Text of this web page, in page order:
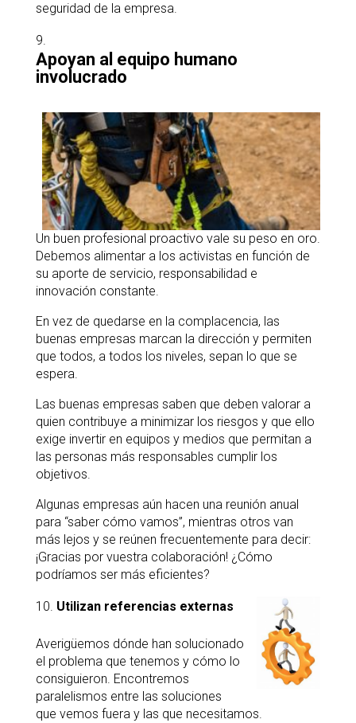
seguridad de la empresa.
Apoyan al equipo humano
involucrado
Un buen profesional proactivo vale su peso en oro.
Debemos alimentar a los activistas en función de
su aporte de servicio, responsabilidad e
innovación constante.
En vez de quedarse en la complacencia, las
buenas empresas marcan la dirección y permiten
que todos, a todos los niveles, sepan lo que se
espera.
Las buenas empresas saben que deben valorar a
quien contribuye a minimizar los riesgos y que ello
exige invertir en equipos y medios que permitan a
las personas más responsables cumplir los
objetivos.
Algunas empresas aún hacen una reunión anual
para “saber cómo vamos”, mientras otros van
más lejos y se reúnen frecuentemente para decir:
¡Gracias por vuestra colaboración! ¿Cómo
podríamos ser más eficientes?
Utilizan referencias externas
Averigüemos dónde han solucionado
el problema que tenemos y cómo lo
consiguieron. Encontremos
paralelismos entre las soluciones
que vemos fuera y las que necesitamos.